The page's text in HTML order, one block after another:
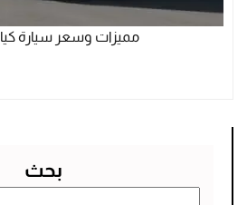
مميزات وسعر سيارة كيا K4 2026
بحث